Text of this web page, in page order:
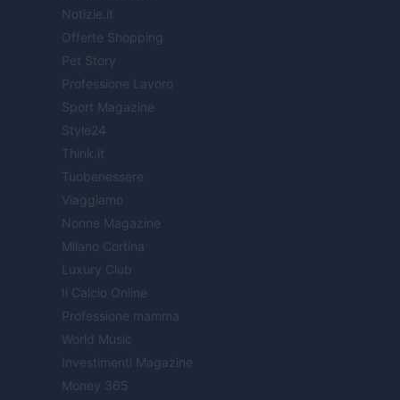
Notizie.it
Offerte Shopping
Pet Story
Professione Lavoro
Sport Magazine
Style24
Think.it
Tuobenessere
Viaggiamo
Nonne Magazine
Milano Cortina
Luxury Club
Il Calcio Online
Professione mamma
World Music
Investimenti Magazine
Money 365